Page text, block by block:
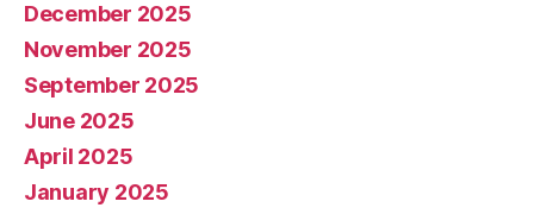
December 2025
November 2025
September 2025
June 2025
April 2025
January 2025